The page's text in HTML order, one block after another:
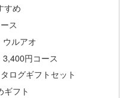
すめ
ス
ルアオ
円コース
ログギフトセット
ギフト